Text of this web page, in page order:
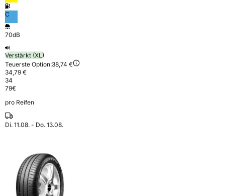
C
70dB
Verstärkt (XL)
Teuerste Option:38,74 €
34,79 €
34
79€
pro Reifen
Di. 11.08. - Do. 13.08.